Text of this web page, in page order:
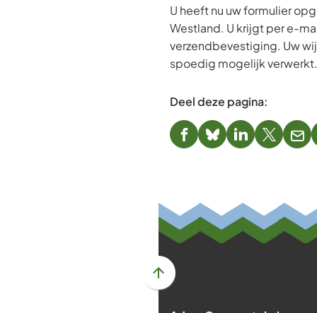
U heeft nu uw formulier
Westland. U krijgt per e-
verzendbevestiging. Uw
spoedig mogelijk verwerkt.
Deel deze pagina:
(Verwijst
website)
(Verwijst
website)
(Verwijst
website)
(Verwijst
website)
Scroll